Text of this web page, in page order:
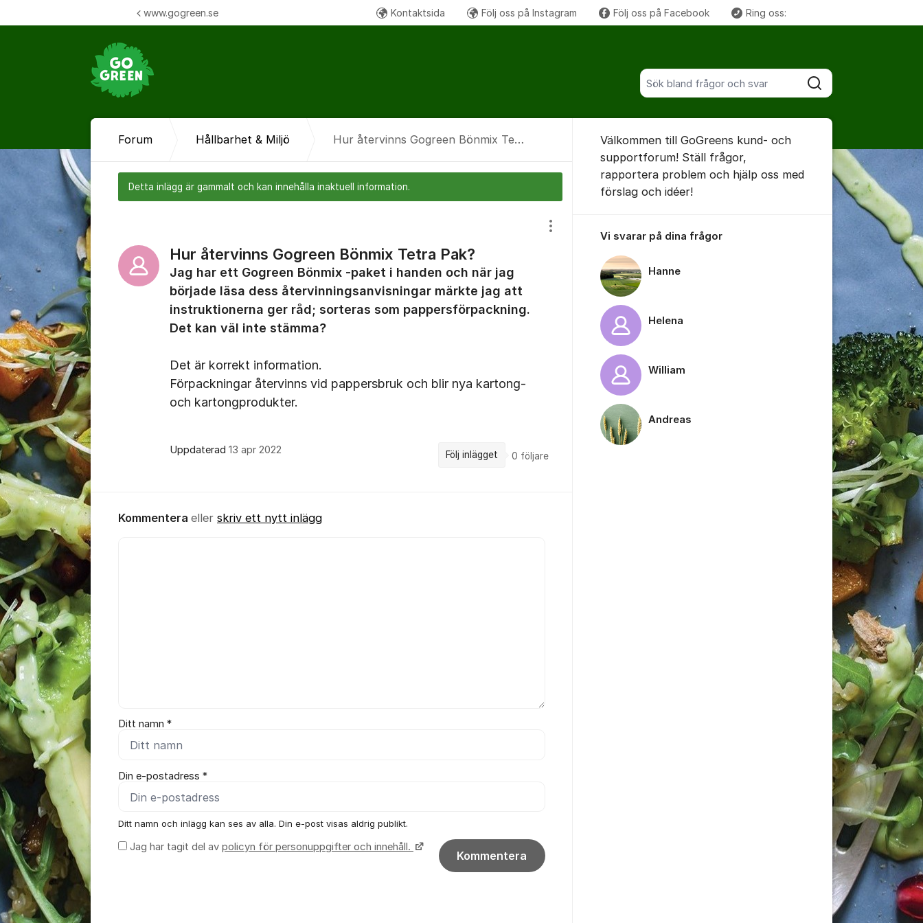
Sök bland alla inlägg
Sök
www.gogreen.se Kontaktsida Följ oss på Instagram Följ oss på Facebook Ring oss:Fler supportlänkar
Forum Hållbarhet & Miljö Hur återvinns Gogreen Bönmix Tetra Pak?
Detta inlägg är gammalt och kan innehålla inaktuell information.
Hur återvinns Gogreen Bönmix Tetra Pak?
Visa/dölj inställningar för inlägg/kommentar
Jag har ett Gogreen Bönmix -paket i handen och när jag
började läsa dess återvinningsanvisningar märkte jag att
instruktionerna ger råd; sorteras som pappersförpackning.
Det kan väl inte stämma?
Det är korrekt information.
Förpackningar återvinns vid pappersbruk och blir nya kartong-
och kartongprodukter.
Uppdaterad 13 apr 2022 Följ inlägget 0 följare
Kommentera eller skriv ett nytt inlägg
Ditt namn *
Din e-postadress *
Ditt namn och inlägg kan ses av alla. Din e-post visas aldrig publikt.
Jag har tagit del av policyn för personuppgifter och innehåll.
Kommentera
Välkommen till GoGreens kund- och
supportforum! Ställ frågor,
rapportera problem och hjälp oss med
förslag och idéer!
Vi svarar på dina frågor
Hanne
Helena
William
Andreas